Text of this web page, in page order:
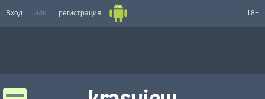
Вход или регистрация 18+